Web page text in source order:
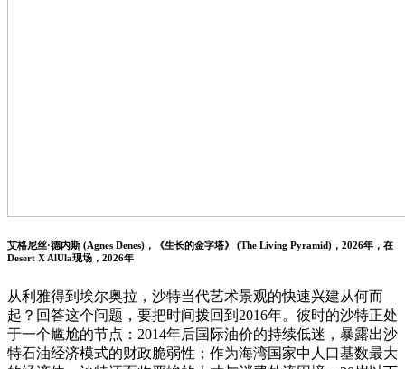
艾格尼丝·德内斯 (Agnes Denes)，《生长的金字塔》 (The Living Pyramid)，2026年，在
Desert X AlUla现场，2026年
从利雅得到埃尔奥拉，沙特当代艺术景观的快速兴建从何而
起？回答这个问题，要把时间拨回到2016年。彼时的沙特正处
于一个尴尬的节点：2014年后国际油价的持续低迷，暴露出沙
特石油经济模式的财政脆弱性；作为海湾国家中人口基数最大